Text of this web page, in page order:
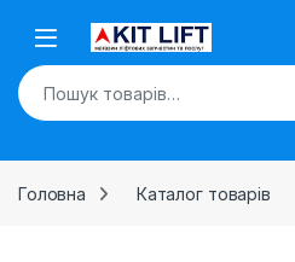
Open
Шукати:
Головна Каталог товарів